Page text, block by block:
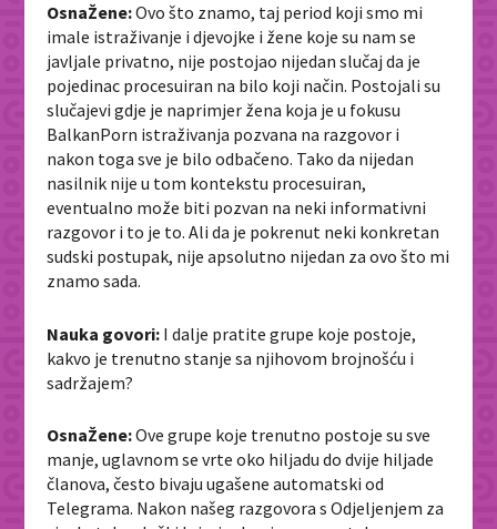
OsnaŽene:Ovo što znamo, taj period koji smo mi
imale istraživanje i djevojke i žene koje su nam se
javljale privatno, nije postojao nijedan slučaj da je
pojedinac procesuiran na bilo koji način. Postojali su
slučajevi gdje je naprimjer žena koja je u fokusu
BalkanPorn istraživanja pozvana na razgovor i
nakon toga sve je bilo odbačeno. Tako da nijedan
nasilnik nije u tom kontekstu procesuiran,
eventualno može biti pozvan na neki informativni
razgovor i to je to. Ali da je pokrenut neki konkretan
sudski postupak, nije apsolutno nijedan za ovo što mi
znamo sada.
Nauka govori: I dalje pratite grupe koje postoje,
kakvo je trenutno stanje sa njihovom brojnošću i
sadržajem?
OsnaŽene:Ove grupe koje trenutno postoje su sve
manje, uglavnom se vrte oko hiljadu do dvije hiljade
članova, često bivaju ugašene automatski od
Telegrama. Nakon našeg razgovora s Odjeljenjem za